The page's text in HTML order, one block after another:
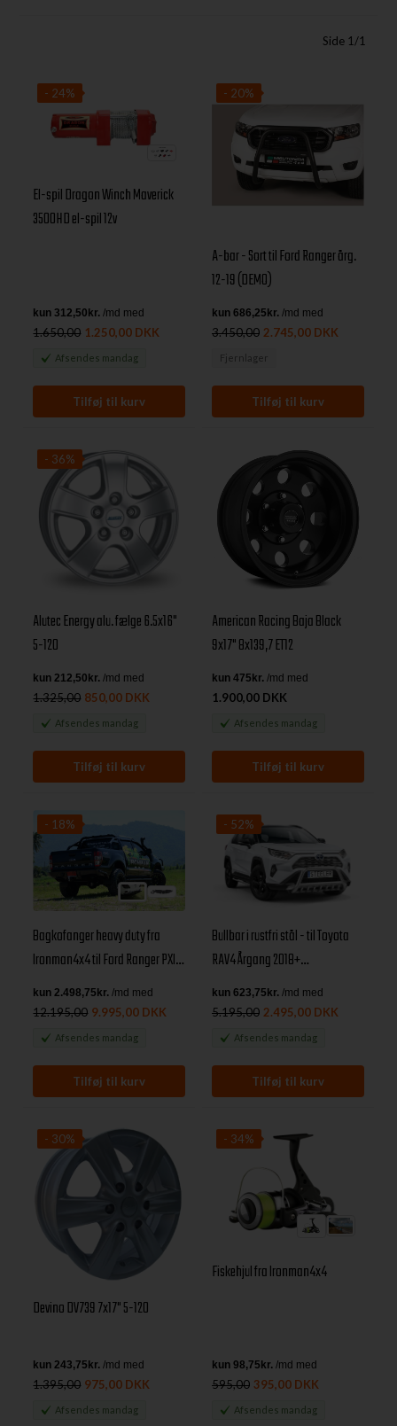
Side 1/1
- 24%
El-spil Dragon Winch Maverick
3500HD el-spil 12v
1.650,00 1.250,00 DKK
Afsendes mandag
- 20%
A-bar - Sort til Ford Ranger årg.
12-19 (DEMO)
3.450,00 2.745,00 DKK
Fjernlager
- 36%
Alutec Energy alu. fælge 6.5x16"
5-120
1.325,00 850,00 DKK
Afsendes mandag
American Racing Baja Black
9x17" 8x139,7 ET12
1.900,00 DKK
Afsendes mandag
- 18%
Bagkofanger heavy duty fra
Ironman4x4 til Ford Ranger PXI-
II årg. 12-22
12.195,00 9.995,00 DKK
Afsendes mandag
- 52%
Bullbar i rustfri stål - til Toyota
RAV4 Årgang 2018+
(afmontering)
5.195,00 2.495,00 DKK
Afsendes mandag
- 30%
Devino DV739 7x17" 5-120
1.395,00 975,00 DKK
Afsendes mandag
- 34%
Fiskehjul fra Ironman4x4
595,00 395,00 DKK
Afsendes mandag